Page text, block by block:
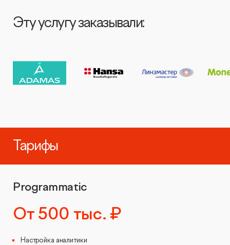
Эту услугу заказывали:
Тарифы
Programmatic
От 500 тыс. ₽
Настройка аналитики